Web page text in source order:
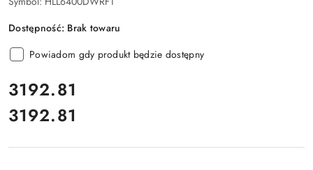
Dostępność: Brak towaru
Powiadom gdy produkt będzie dostępny
cena:
3192.81
Cena:
3192.81